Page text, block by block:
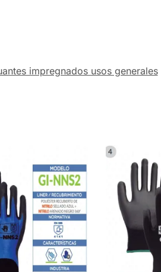
impregnados usos generales